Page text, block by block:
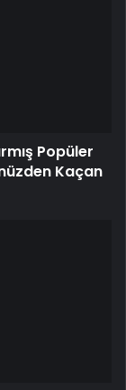
Popüler
Kaçan